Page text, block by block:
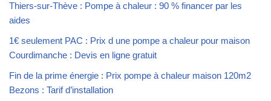
Thiers-sur-Thève : Pompe à chaleur : 90 % financer par les
aides
1€ seulement PAC : Prix d une pompe a chaleur pour maison
Courdimanche : Devis en ligne gratuit
Fin de la prime énergie : Prix pompe à chaleur maison 120m2
Bezons : Tarif d’installation